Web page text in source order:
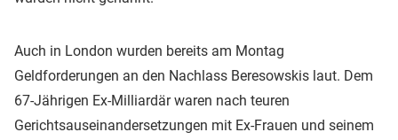
Auch in London wurden bereits am Montag
Geldforderungen an den Nachlass Beresowskis laut. Dem
67-Jährigen Ex-Milliardär waren nach teuren
Gerichtsauseinandersetzungen mit Ex-Frauen und seinem